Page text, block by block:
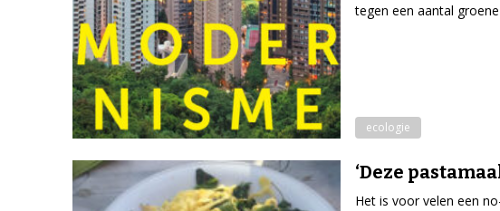
tegen een aantal
ecologie
‘Deze
Het is voor velen een